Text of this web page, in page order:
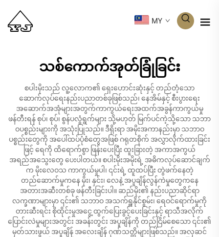
MY
သစ်ကောက်အုတ်ခြုံခြင်း
စပါးမိုးသည် လူ့လောက၏ ရှေးဟောင်းဆုံးနှင့် တည်တံ့သော
ဆောက်လုပ်ရေးနည်းပညာတစ်ခုဖြစ်သည်၊ နေအိမ်နှင့် စီးပွားရေး
အဆောက်အအုံများအတွက်ကာကွယ်ရေးအထက်အခွန်ကာကွယ်မှု
ဖန်တီးရန် စုပ်၊ စုပ်၊ စွန်ပလွံရွက်များ သို့မဟုတ် မြက်ပင်ကဲ့သို့သော သဘာ
ဝပစ္စည်းများကို အသုံးပြုသည်။ ဒီရိုးရာ အမိုးအကာနည်းမှာ သဘာဝ
ပစ္စည်းတွေကို အပေါ်ထပ်ပုံစံတွေအဖြစ် ဂရုတစိုက် အလွှာလိုက်ထားခြင်း
ဖြင့် ရေကို ထိရောက်စွာ ဖြန်းပေးပြီး ထူးခြားတဲ့ အကာအကွယ်
အရည်အသွေးတွေ ပေးပါတယ်။ စပါးမိုးအမိုးရဲ့ အဓိကလုပ်ဆောင်ချက်
က မိုးလေဝသ ကာကွယ်မှုပါ၊ ၎င်းရဲ့ ထူထပ်ပြီး တွဲဖက်နေတဲ့
တည်ဆောက်မှုကနေ မိုး၊ နှင်း၊ လေနဲ့ အပူချိန်လွန်ကဲမှုတွေကနေ
အတားအဆီးတစ်ခု ဖန်တီးခြင်းပါ။ ဆည်မိုး၏ နည်းပညာဆိုင်ရာ
လက္ခဏာများမှာ ၎င်း၏ သဘာဝ အသက်ရှူနိုင်စွမ်း၊ ရေဝင်ရောက်မှုကို
တားဆီးရင်း စိုထိုင်းမှုအငွေ့ ထွက်ပြေးခွင့်ပေးခြင်းနှင့် ရာသီအလိုက်
ပြောင်းလဲမှုများအတွင်း အခန်းတွင်း အပူချိန်ကို တည်ငြိမ်စေသော ၎င်း၏
မှတ်သားဖွယ် အပူချိန် အလေးချိန် ဂုဏ်သတ္တိများဖြစ်သည်။ အလှဆင်